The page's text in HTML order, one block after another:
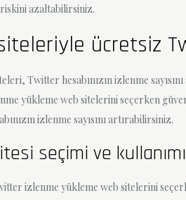
riskini azaltabilirsiniz.
ücretsiz
Twitter hesabınızın izlenme
yükleme web sitelerini seçerken
izlenme sayısını artırabilirsiniz.
seçimi ve kullanımı
izlenme yükleme web sitelerini